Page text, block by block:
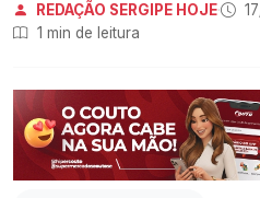
REDAÇÃO SERGIPE HOJE·
1 min de leitura